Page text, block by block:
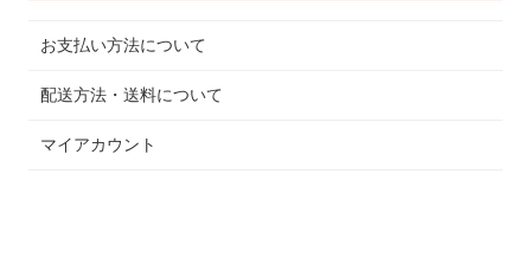
お支払い方法について
配送方法・送料について
マイアカウント